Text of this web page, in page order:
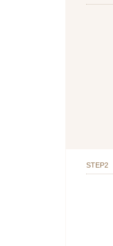
STEP2